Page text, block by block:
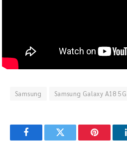
Samsung Samsung Galaxy A18 5G
FacebookTwitter Pinterest